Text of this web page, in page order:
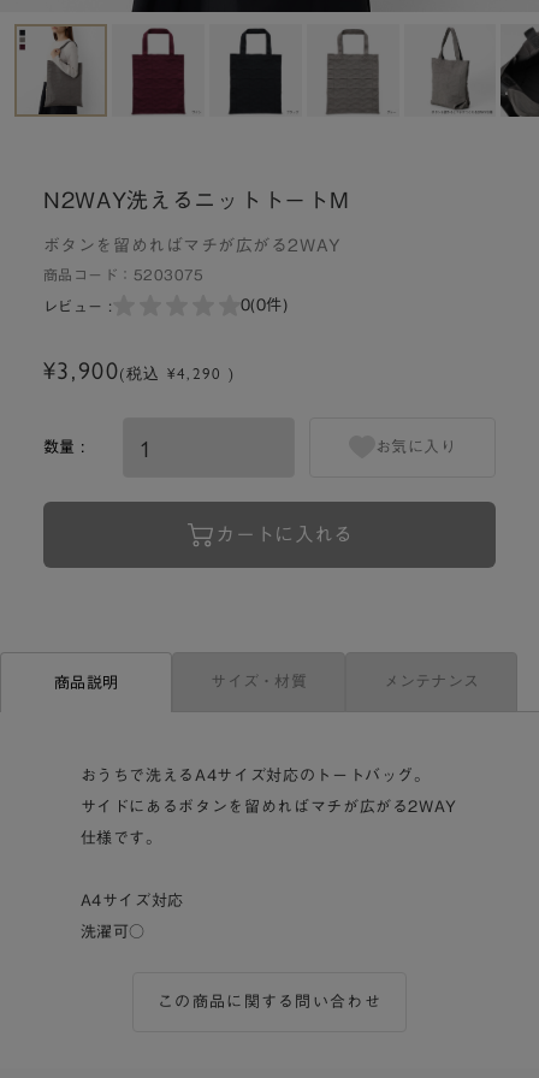
N2WAY洗えるニットトートM
ボタンを留めればマチが広がる2WAY
商品コード： 5203075
レビュー : 0(0件)
¥3,900(税込 ¥4,290 )
数量 :
カートに入れる
お気に入り
商品説明 サイズ・材質 メンテナンス
おうちで洗えるA4サイズ対応のトートバッグ。
サイドにあるボタンを留めればマチが広がる2WAY
仕様です。
A4サイズ対応
洗濯可○
この商品に関する問い合わせ